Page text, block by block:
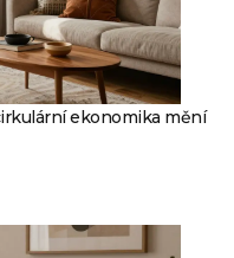
ekonomika mění